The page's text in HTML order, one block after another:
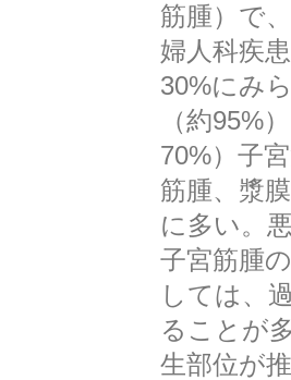
筋腫）で
婦人科疾
30%にみ
（約95%
70%）子
筋腫、漿
に多い。
子宮筋腫
しては、
ることが
生部位が